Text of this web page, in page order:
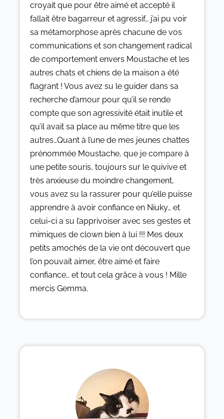
croyait que pour être aimé et accepté il
fallait être bagarreur et agressif… j’ai pu voir
sa métamorphose après chacune de vos
communications et son changement radical
de comportement envers Moustache et les
autres chats et chiens de la maison a été
flagrant ! Vous avez su le guider dans sa
recherche d’amour pour qu’il se rende
compte que son agressivité était inutile et
qu’il avait sa place au même titre que les
autres…Quant à l’une de mes jeunes chattes
prénommée Moustache, que je compare à
une petite souris, toujours sur le quivive et
très anxieuse du moindre changement,
vous avez su la rassurer pour qu’elle puisse
apprendre à avoir confiance en Niuky… et
celui-ci a su l’apprivoiser avec ses gestes et
mimiques de clown bien à lui !!! Mes deux
petits amochés de la vie ont découvert que
l’on pouvait aimer, être aimé et faire
confiance… et tout cela grâce à vous ! Mille
mercis Gemma.